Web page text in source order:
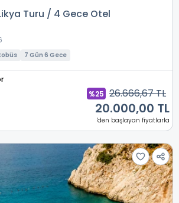
Likya Turu / 4 Gece Otel
7 Gün 6 Gece
%25 26.666,67 TL
20.000,00 TL
'den başlayan fiyatlarla